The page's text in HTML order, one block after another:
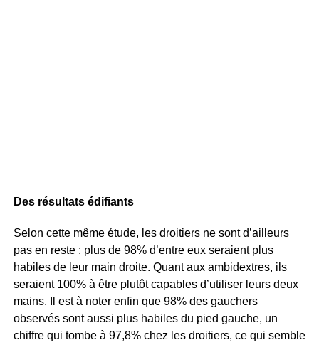
Des résultats édifiants
Selon cette même étude, les droitiers ne sont d’ailleurs
pas en reste : plus de 98% d’entre eux seraient plus
habiles de leur main droite. Quant aux ambidextres, ils
seraient 100% à être plutôt capables d’utiliser leurs deux
mains. Il est à noter enfin que 98% des gauchers
observés sont aussi plus habiles du pied gauche, un
chiffre qui tombe à 97,8% chez les droitiers, ce qui semble